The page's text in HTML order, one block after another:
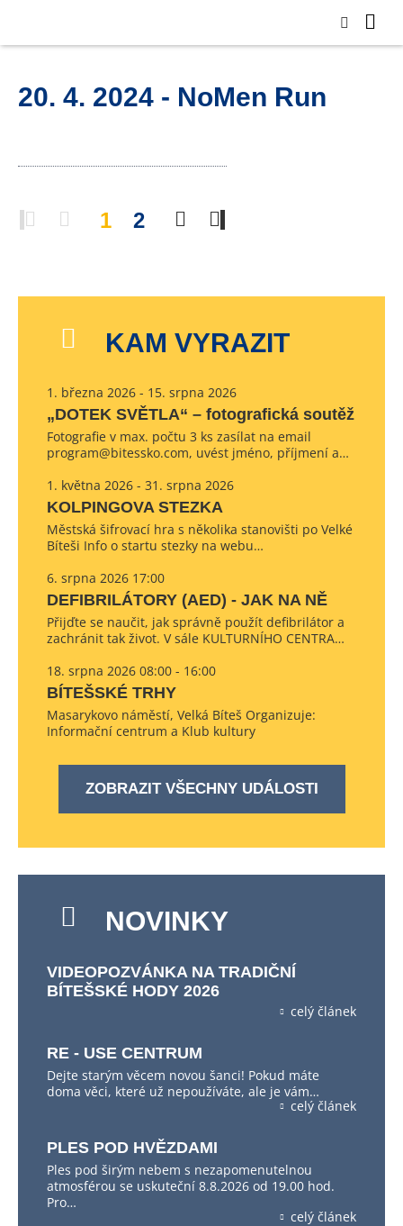
20. 4. 2024 - NoMen Run
1 2
KAM VYRAZIT
1. března 2026 - 15. srpna 2026
„DOTEK SVĚTLA“ – fotografická soutěž
Fotografie v max. počtu 3 ks zasílat na email
program@bitessko.com, uvést jméno, příjmení a…
1. května 2026 - 31. srpna 2026
KOLPINGOVA STEZKA
Městská šifrovací hra s několika stanovišti po Velké
Bíteši Info o startu stezky na webu…
6. srpna 2026 17:00
DEFIBRILÁTORY (AED) - JAK NA NĚ
Přijďte se naučit, jak správně použít defibrilátor a
zachránit tak život. V sále KULTURNÍHO CENTRA…
18. srpna 2026 08:00 - 16:00
BÍTEŠSKÉ TRHY
Masarykovo náměstí, Velká Bíteš Organizuje:
Informační centrum a Klub kultury
ZOBRAZIT VŠECHNY UDÁLOSTI
NOVINKY
VIDEOPOZVÁNKA NA TRADIČNÍ
BÍTEŠSKÉ HODY 2026
celý článek
RE - USE CENTRUM
Dejte starým věcem novou šanci! Pokud máte
doma věci, které už nepoužíváte, ale je vám…
celý článek
PLES POD HVĚZDAMI
Ples pod širým nebem s nezapomenutelnou
atmosférou se uskuteční 8.8.2026 od 19.00 hod.
Pro…
celý článek